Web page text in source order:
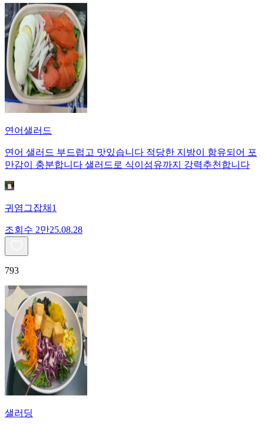
연어샐러드
연어 샐러드 부드럽고 맛있습니다 적당한 지방이 함유되어 포
만감이 충분합니다 샐러드로 식이섬유까지 강력추천합니다
귀염그잡채1
조회수 2만25.08.28
793
샐러딩